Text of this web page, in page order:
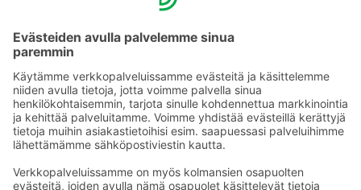
Sähköpostiosoitteet S-ryhmässä ovat muotoa
etunimi.sukunimi@sok.fi